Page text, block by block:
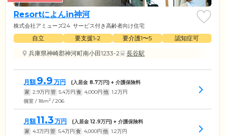
Resortによんin神河
株式会社アミューズ24 サービス付き高齢者向け住宅
自立 要支援1•2 要介護1〜5
認知症可
兵庫県神崎郡神河町南小田1233-2
長谷駅
月額 9.9 万円 (入居金 8.7万円) + 介護保険料
家 2.9万円 管 5.4万円 食 4,000円 他 1.2万円
個室 / 18m2 / 206
月額11.3 万円 (入居金12.9万円) + 介護保険料
家 4.3万円 管 5.4万円 食 4,000円 他 1.2万円